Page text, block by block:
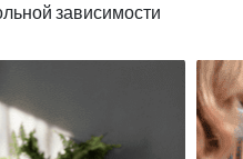
зависимости